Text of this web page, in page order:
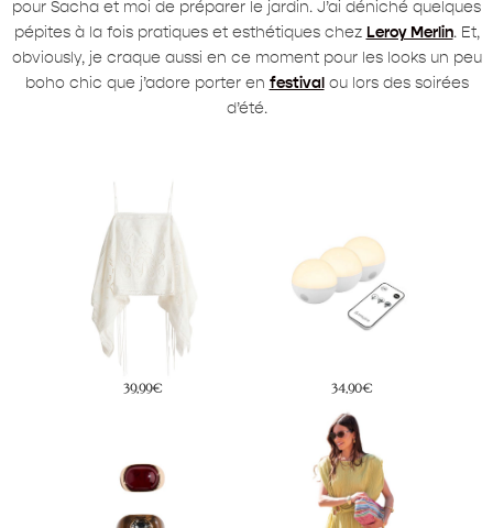
pour Sacha et moi de préparer le jardin. J’ai déniché quelques
pépites à la fois pratiques et esthétiques chez Leroy Merlin. Et,
obviously, je craque aussi en ce moment pour les looks un peu
boho chic que j’adore porter en festivalou lors des soirées
d’été.
39,99€ 34,90€